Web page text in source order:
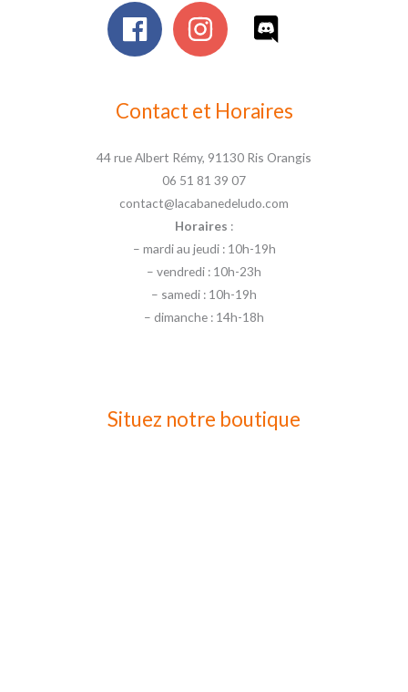
Contact et Horaires
44 rue Albert Rémy, 91130 Ris Orangis
06 51 81 39 07
contact@lacabanedeludo.com
Horaires :
– mardi au jeudi : 10h-19h
– vendredi : 10h-23h
– samedi : 10h-19h
– dimanche : 14h-18h
Situez notre boutique